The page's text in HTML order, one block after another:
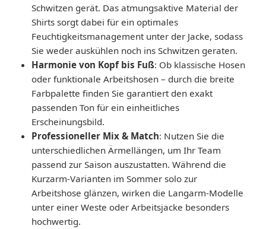
Schwitzen gerät. Das atmungsaktive Material der
Shirts sorgt dabei für ein optimales
Feuchtigkeitsmanagement unter der Jacke, sodass
Sie weder auskühlen noch ins Schwitzen geraten.
Harmonie von Kopf bis Fuß: Ob klassische Hosen
oder funktionale Arbeitshosen – durch die breite
Farbpalette finden Sie garantiert den exakt
passenden Ton für ein einheitliches
Erscheinungsbild.
Professioneller Mix & Match: Nutzen Sie die
unterschiedlichen Ärmellängen, um Ihr Team
passend zur Saison auszustatten. Während die
Kurzarm-Varianten im Sommer solo zur
Arbeitshose glänzen, wirken die Langarm-Modelle
unter einer Weste oder Arbeitsjacke besonders
hochwertig.